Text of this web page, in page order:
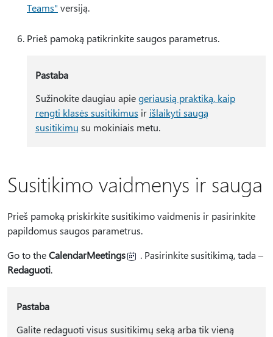
Teams" versiją.
Prieš pamoką patikrinkite saugos parametrus.
Pastaba
Sužinokite daugiau apiegeriausią praktiką, kaip
rengti klasės susitikimus ir išlaikyti saugą
susitikimų su mokiniais metu.
Susitikimo vaidmenys ir sauga
Prieš pamoką priskirkite susitikimo vaidmenis ir pasirinkite
papildomus saugos parametrus.
Go to theCalendarMeetings
. Pasirinkite susitikimą, tada –
Redaguoti.
Pastaba
Galite redaguoti visus susitikimų seką arba tik vieną